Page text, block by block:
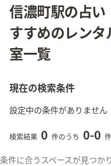
信濃町駅の占
すすめのレン
室一覧
現在の検索条件
設定中の条件がありません
検索結果 0 件のうち 0-0
条件に合うスペースが見つか